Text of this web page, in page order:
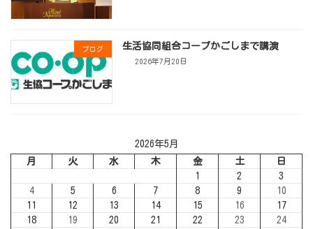
ブログ 生活協同組合コープかごしまで講演
2026年7月20日
2026年5月
月
火 水 木 金 土
日
1
2
3
4
5 6 7 8 9
10
11
12 13 14 15 16
17
18
19 20 21 22 23
24